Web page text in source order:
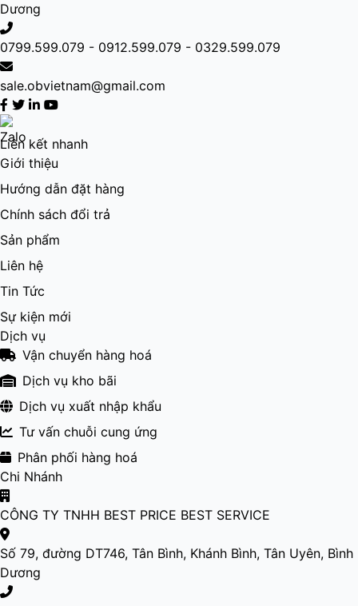
Dương
0799.599.079 - 0912.599.079 - 0329.599.079
sale.obvietnam@gmail.com
Liên kết nhanh
Giới thiệu
Hướng dẫn đặt hàng
Chính sách đổi trả
Sản phẩm
Liên hệ
Tin Tức
Sự kiện mới
Dịch vụ
Vận chuyển hàng hoá
Dịch vụ kho bãi
Dịch vụ xuất nhập khẩu
Tư vấn chuỗi cung ứng
Phân phối hàng hoá
Chi Nhánh
CÔNG TY TNHH BEST PRICE BEST SERVICE
Số 79, đường DT746, Tân Bình, Khánh Bình, Tân Uyên, Bình
Dương